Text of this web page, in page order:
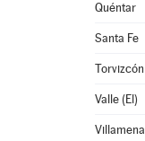
Quéntar
Santa Fe
Torvizcón
Valle (El)
Villamena